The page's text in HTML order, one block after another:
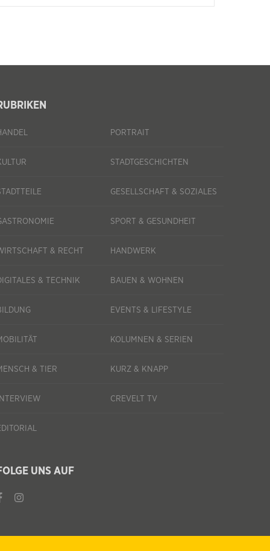
PORTRAIT
STADTGESCHICHTEN
GESELLSCHAFT & SOZIALES
SPORT & GESUNDHEIT
& RECHT HANDWERK
& TECHNIK BAUEN & WOHNEN
EVENTS & LIFESTYLE
KOLUMNEN & SERIEN
& TIER KURZ & KNAPP
INTERVIEW CREVELT TV
UNS AUF